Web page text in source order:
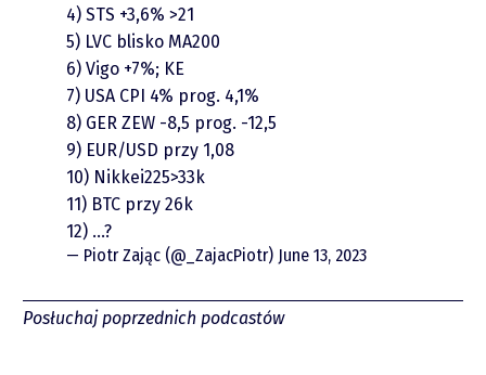
piotrek.zajac@pm.me
Twitter
YouTube
4) STS +3,6% >21
5) LVC blisko MA200
6) Vigo +7%; KE
7) USA CPI 4% prog. 4,1%
8) GER ZEW -8,5 prog. -12,5
9) EUR/USD przy 1,08
10) Nikkei225>33k
11) BTC przy 26k
12) …?
— Piotr Zając (@_ZajacPiotr) June 13, 2023
Posłuchaj poprzednich podcastów